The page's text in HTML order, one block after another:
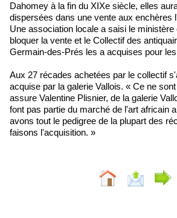
Dahomey à la fin du XIXe siècle, elles
dispersées dans une vente aux enchères
Une association locale a saisi le ministère
bloquer la vente et le Collectif des
Germain-des-Prés les a acquises pour
Aux 27 récades achetées par le collectif
acquise par la galerie Vallois. « Ce ne
assure Valentine Plisnier, de la galerie
font pas partie du marché de l'art africain
avons tout le pedigree de la plupart des
faisons l'acquisition. »